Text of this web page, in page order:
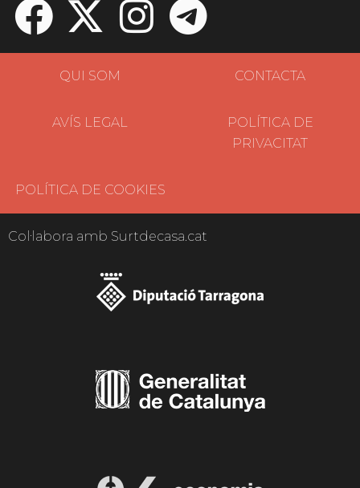
QUI SOM CONTACTA
AVÍS LEGAL
POLÍTICA DE
PRIVACITAT
POLÍTICA DE COOKIES
Col·labora amb Surtdecasa.cat